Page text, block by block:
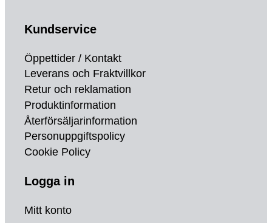
Kundservice
Öppettider / Kontakt
Leverans och Fraktvillkor
Retur och reklamation
Produktinformation
Återförsäljarinformation
Personuppgiftspolicy
Cookie Policy
Logga in
Mitt konto